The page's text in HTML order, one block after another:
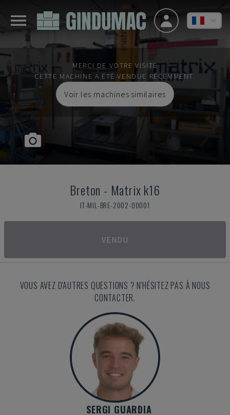
MERCI DE VOTRE VISITE
CETTE MACHINE A ÉTÉ VENDUE RÉCEMMENT.
Voir les machines similaires
Breton - Matrix k16
IT-MIL-BRE-2002-00001
VENDU
VOUS AVEZ D'AUTRES QUESTIONS ? N'HÉSITEZ PAS À NOUS
CONTACTER.
SERGI GUARDIA